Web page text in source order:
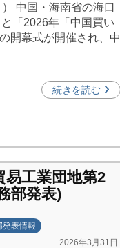
中国・海南省の海口
「2026年「中国買い
開幕式が開催され、中
続きを読む
易工業団地第2
部発表)
発表情報
2026年3月31日